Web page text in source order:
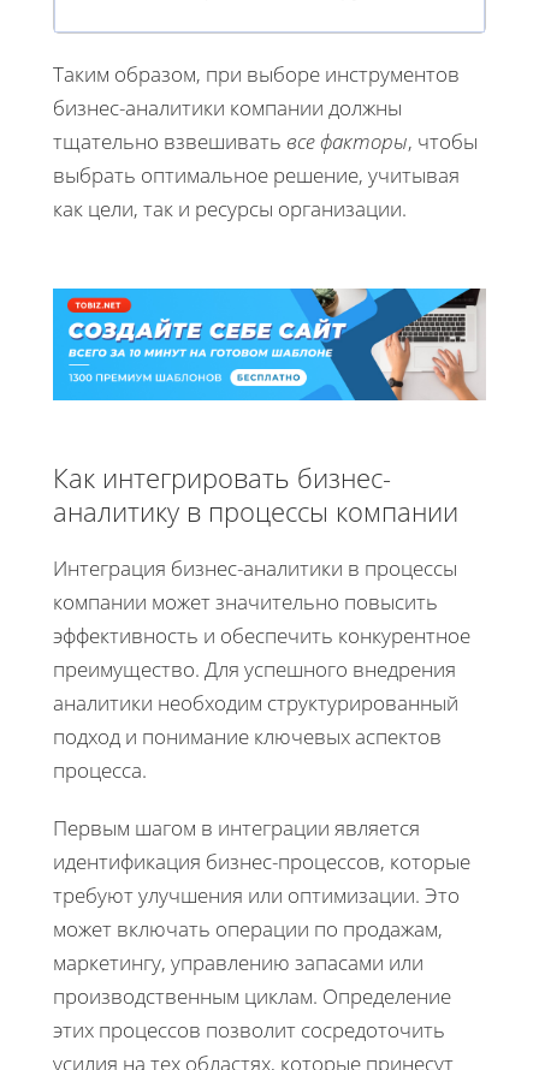
Таким образом, при выборе инструментов
бизнес-аналитики компании должны
тщательно взвешивать все факторы, чтобы
выбрать оптимальное решение, учитывая
как цели, так и ресурсы организации.
Как интегрировать бизнес-
аналитику в процессы компании
Интеграция бизнес-аналитики в процессы
компании может значительно повысить
эффективность и обеспечить конкурентное
преимущество. Для успешного внедрения
аналитики необходим структурированный
подход и понимание ключевых аспектов
процесса.
Первым шагом в интеграции является
идентификация бизнес-процессов, которые
требуют улучшения или оптимизации. Это
может включать операции по продажам,
маркетингу, управлению запасами или
производственным циклам. Определение
этих процессов позволит сосредоточить
усилия на тех областях, которые принесут